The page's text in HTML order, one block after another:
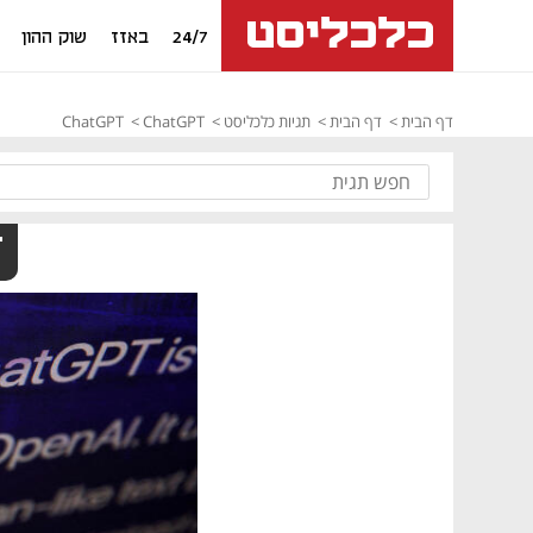
24/7 באזז שוק ההון
דף הבית דף הבית תגיות כלכליסט ChatGPT
ChatGPT